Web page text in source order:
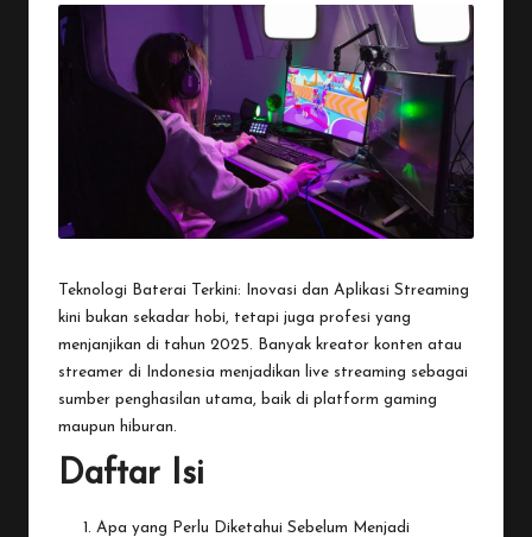
Teknologi Baterai Terkini: Inovasi dan Aplikasi Streaming
kini bukan sekadar hobi, tetapi juga profesi yang
menjanjikan di tahun 2025. Banyak kreator konten atau
streamer di Indonesia menjadikan live streaming sebagai
sumber penghasilan utama, baik di platform gaming
maupun hiburan.
Daftar Isi
Apa yang Perlu Diketahui Sebelum Menjadi